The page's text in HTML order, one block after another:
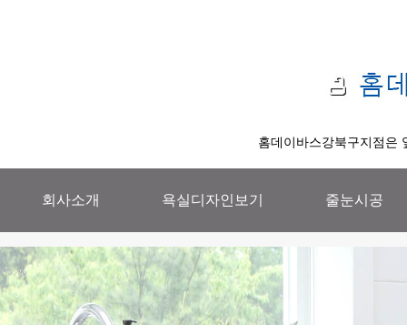
홈데이바스강북구지점은
회사소개 욕실디자인보기 줄눈시공